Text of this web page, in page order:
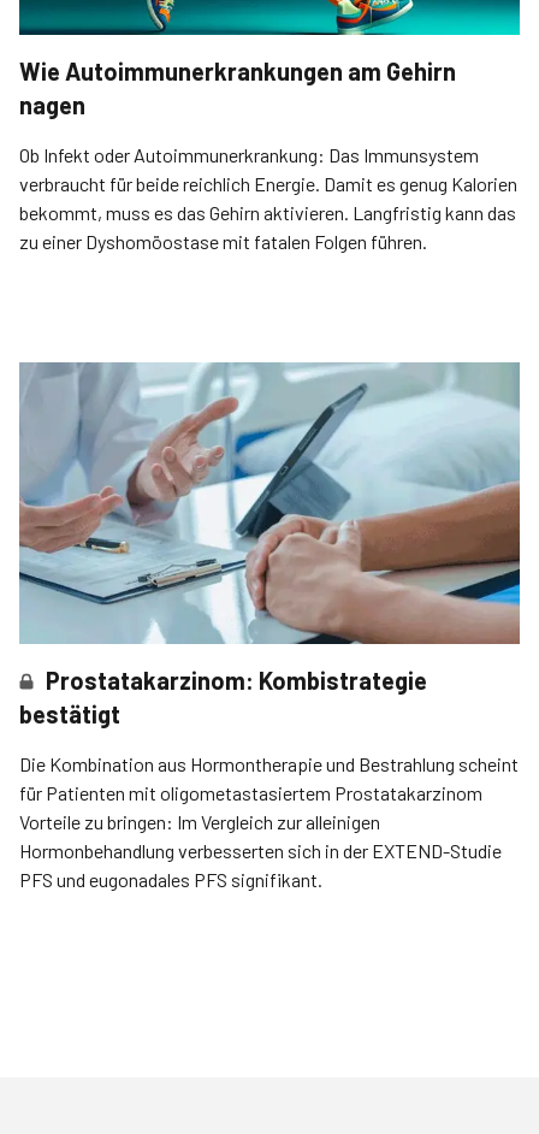
Wie Autoimmunerkrankungen am Gehirn
nagen
Ob Infekt oder Autoimmunerkrankung: Das Immunsystem
verbraucht für beide reichlich Energie. Damit es genug Kalorien
bekommt, muss es das Gehirn aktivieren. Langfristig kann das
zu einer Dyshomöostase mit fatalen Folgen führen.
Prostatakarzinom: Kombistrategie
bestätigt
Die Kombination aus Hormontherapie und Bestrahlung scheint
für Patienten mit oligometastasiertem Prostatakarzinom
Vorteile zu bringen: Im Vergleich zur alleinigen
Hormonbehandlung verbesserten sich in der EXTEND-Studie
PFS und eugonadales PFS signifikant.